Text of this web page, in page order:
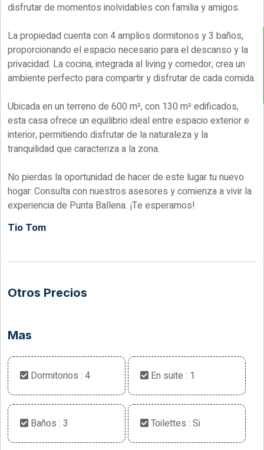
disfrutar de momentos inolvidables con familia y amigos.
La propiedad cuenta con 4 amplios dormitorios y 3 baños,
proporcionando el espacio necesario para el descanso y la
privacidad. La cocina, integrada al living y comedor, crea un
ambiente perfecto para compartir y disfrutar de cada comida.
Ubicada en un terreno de 600 m², con 130 m² edificados,
esta casa ofrece un equilibrio ideal entre espacio exterior e
interior, permitiendo disfrutar de la naturaleza y la
tranquilidad que caracteriza a la zona.
No pierdas la oportunidad de hacer de este lugar tu nuevo
hogar. Consulta con nuestros asesores y comienza a vivir la
experiencia de Punta Ballena. ¡Te esperamos!
Tio Tom
Otros Precios
Mas
Dormitorios : 4 En suite : 1
Baños : 3 Toilettes : Si